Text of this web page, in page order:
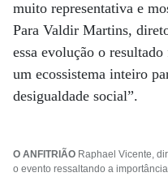
muito representativa e
Para Valdir Martins,
essa evolução o
um ecossistema inteiro
desigualdade social”.
O ANFITRIÃO Raphael Vicente,
o evento ressaltando a